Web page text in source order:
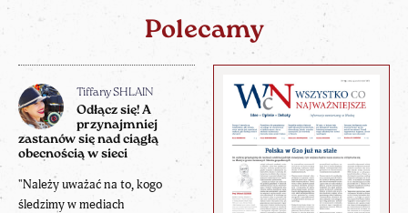
Polecamy
Tiffany SHLAIN
Odłącz się! A
przynajmniej
zastanów się nad ciągłą
obecnością w sieci
"Należy uważać na to, kogo
śledzimy w mediach